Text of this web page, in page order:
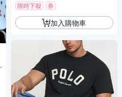
限時下殺 券
加入購物車